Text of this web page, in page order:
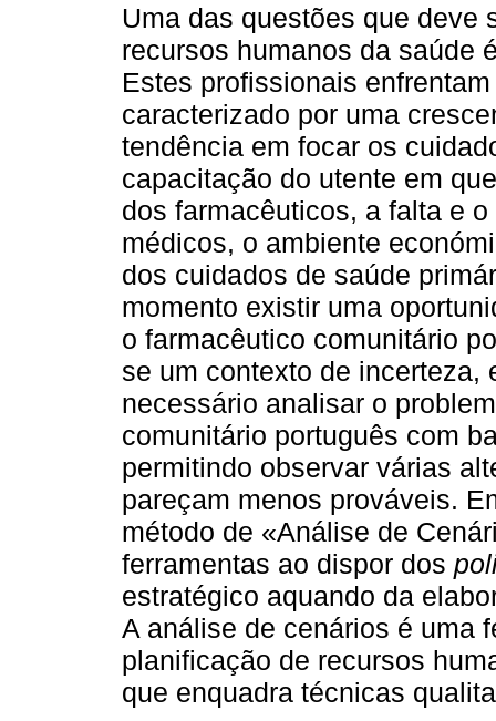
Uma das questões que deve
recursos humanos da saúde
Estes profissionais
caracterizado por uma
tendência em focar os
capacitação do utente em
dos farmacêuticos, a falta e
médicos, o ambiente
dos cuidados de saúde
momento existir uma
o farmacêutico comunitário
se um contexto de
necessário analisar o
comunitário português com
permitindo observar várias
pareçam menos prováveis.
método de «Análise de
ferramentas ao dispor dos
estratégico aquando da
A análise de cenários é uma
planificação de recursos
que enquadra técnicas